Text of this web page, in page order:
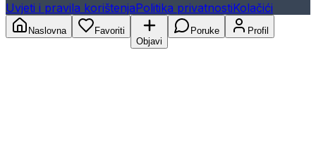
Uvjeti i pravila korištenjaPolitika privatnostiKolačići
Naslovna
Favoriti
Objavi
Poruke Profil